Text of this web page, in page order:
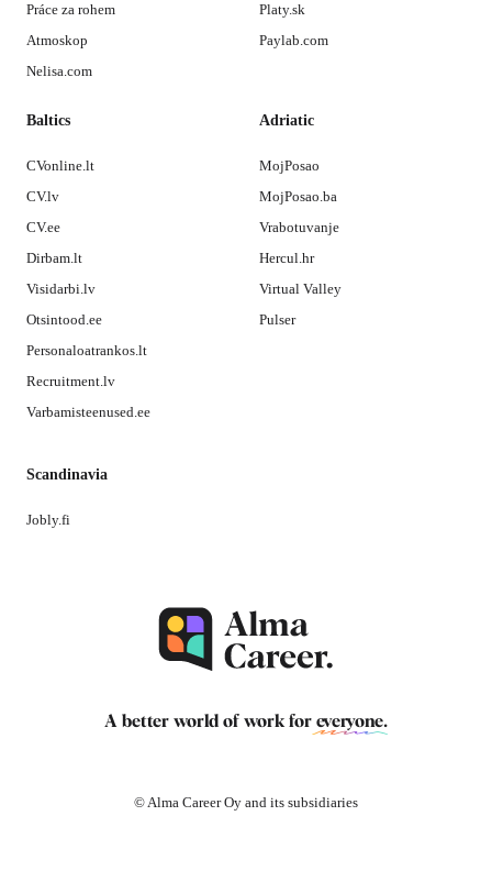
Práce za rohem
Atmoskop
Nelisa.com
Platy.sk
Paylab.com
Baltics
CVonline.lt
CV.lv
CV.ee
Dirbam.lt
Visidarbi.lv
Otsintood.ee
Personaloatrankos.lt
Recruitment.lv
Varbamisteenused.ee
Adriatic
MojPosao
MojPosao.ba
Vrabotuvanje
Hercul.hr
Virtual Valley
Pulser
Scandinavia
Jobly.fi
A better world of work for everyone.
© Alma Career Oy and its subsidiaries